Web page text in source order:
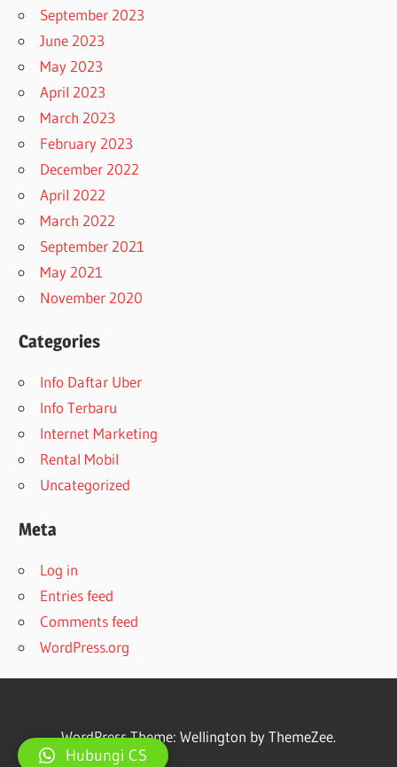
September 2023
June 2023
May 2023
April 2023
March 2023
February 2023
December 2022
April 2022
March 2022
September 2021
May 2021
November 2020
Categories
Info Daftar Uber
Info Terbaru
Internet Marketing
Rental Mobil
Uncategorized
Meta
Log in
Entries feed
Comments feed
WordPress.org
WordPress Theme: Wellington by ThemeZee.
Hubungi CS